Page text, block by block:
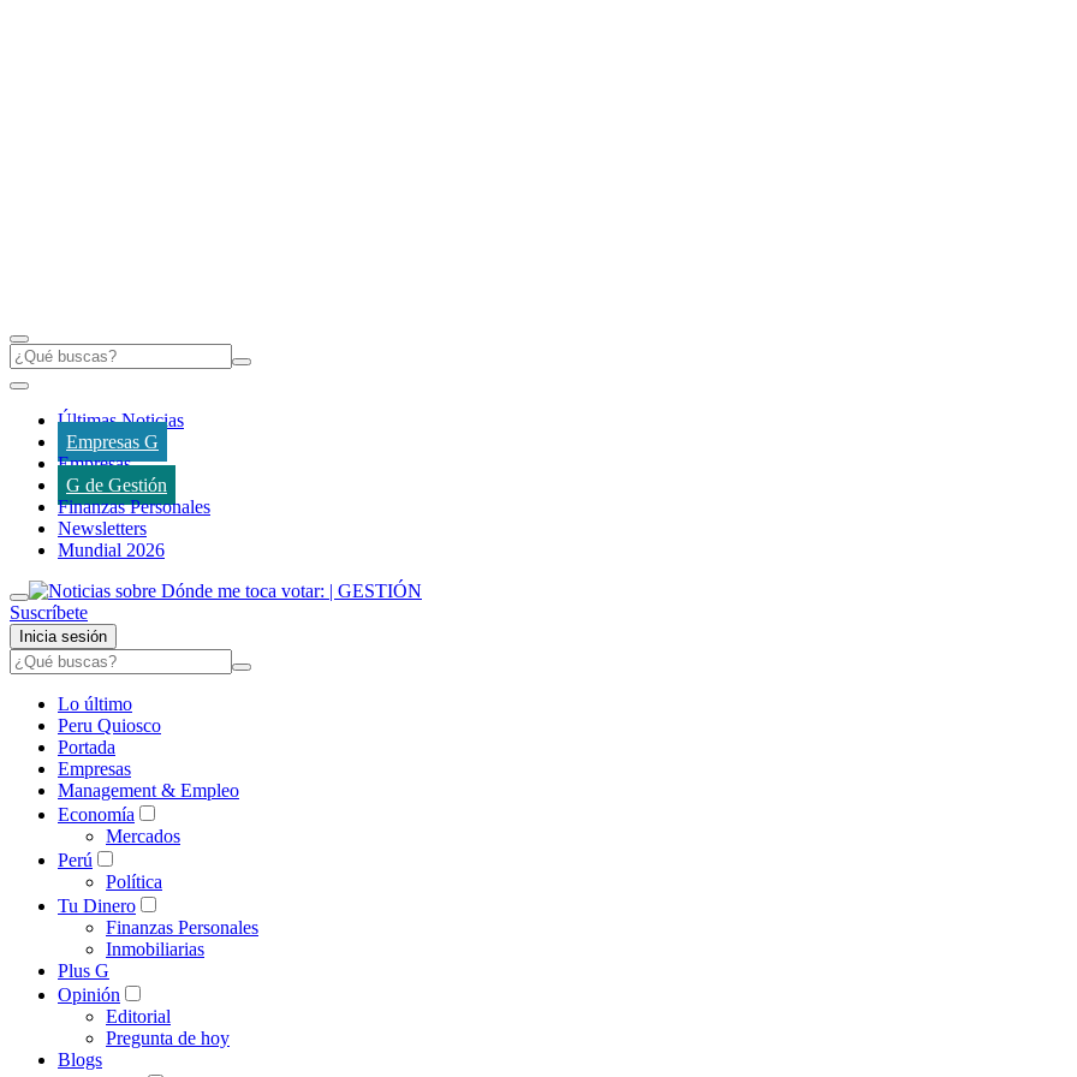
Últimas Noticias
Empresas G
Empresas
G de Gestión
Finanzas Personales
Newsletters
Mundial 2026
Suscríbete
Inicia sesión
Lo último
Peru Quiosco
Portada
Empresas
Management & Empleo
Economía
Mercados
Perú
Política
Tu Dinero
Finanzas Personales
Inmobiliarias
Plus G
Opinión
Editorial
Pregunta de hoy
Blogs